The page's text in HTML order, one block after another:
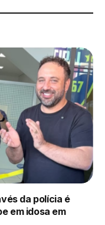
da polícia é
em idosa em